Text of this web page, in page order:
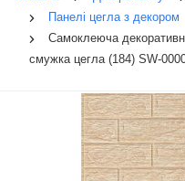
Панелі цегла з декором
Самоклеюча
смужка цегла (184) SW-